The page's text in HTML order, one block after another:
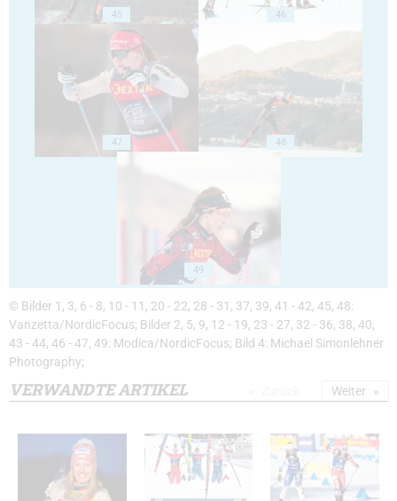
45 46
47 48
49
© Bilder 1, 3, 6 - 8, 10 - 11, 20 - 22, 28 - 31, 37, 39, 41 - 42, 45, 48:
Vanzetta/NordicFocus; Bilder 2, 5, 9, 12 - 19, 23 - 27, 32 - 36, 38, 40,
43 - 44, 46 - 47, 49: Modica/NordicFocus; Bild 4: Michael Simonlehner
Photography;
VERWANDTE ARTIKEL Weiter